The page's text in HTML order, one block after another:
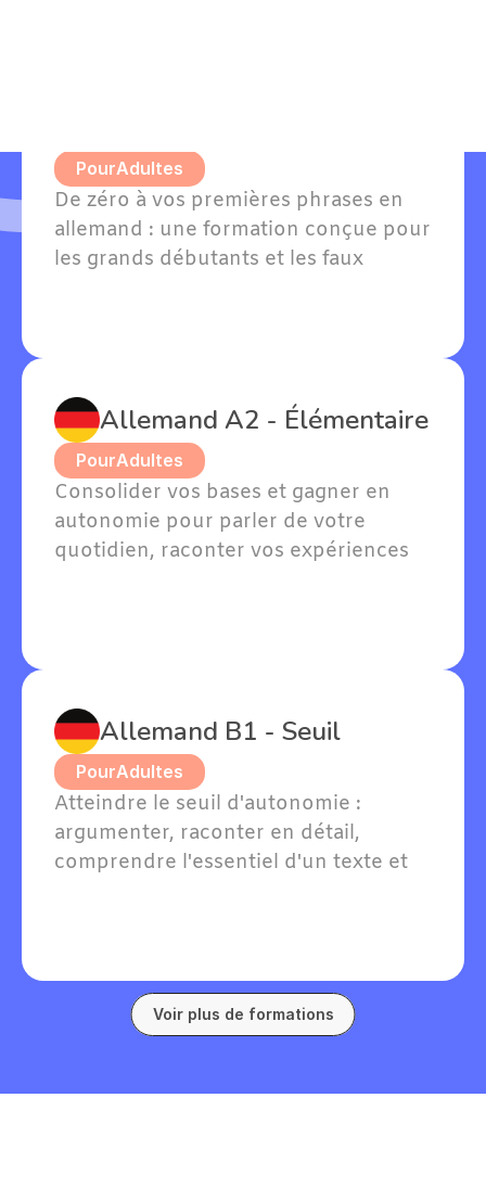
PourAdultes
De zéro à vos premières phrases en
allemand : une formation conçue pour
les grands débutants et les faux
Allemand A2 - Élémentaire
PourAdultes
Consolider vos bases et gagner en
autonomie pour parler de votre
quotidien, raconter vos expériences
Allemand B1 - Seuil
PourAdultes
Atteindre le seuil d'autonomie :
argumenter, raconter en détail,
comprendre l'essentiel d'un texte et
Voir plus de formations